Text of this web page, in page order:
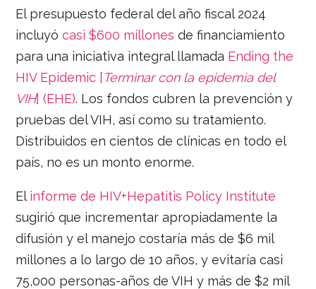
El presupuesto federal del año fiscal 2024
incluyócasi $600 millones de financiamiento
para una iniciativa integral llamada Ending the
HIV Epidemic [Terminar con la epidemia del
VIH] (EHE). Los fondos cubren la prevención y
pruebas del VIH, así como su tratamiento.
Distribuidos en cientos de clínicas en todo el
país, no es un monto enorme.
El informe de HIV+Hepatitis Policy Institute
sugirió que incrementar apropiadamente la
difusión y el manejo costaría más de $6 mil
millones a lo largo de 10 años, y evitaría casi
75,000 personas-años de VIH y más de $2 mil